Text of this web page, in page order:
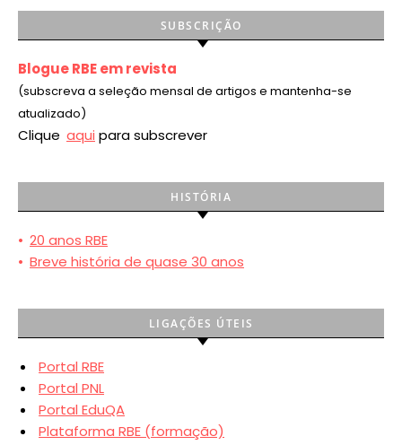
SUBSCRIÇÃO
Blogue RBE em revista
(subscreva a seleção mensal de artigos e mantenha-se
atualizado)
Clique aqui para subscrever
HISTÓRIA
• 20 anos RBE
• Breve história de quase 30 anos
LIGAÇÕES ÚTEIS
Portal RBE
Portal PNL
Portal EduQA
Plataforma RBE (formação)